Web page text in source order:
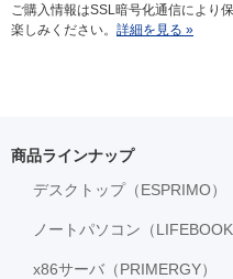
ご購入情報はSSL暗号化通信により
楽しみください。 詳細を見る »
商品ラインナップ
デスクトップ（ESPRIMO）
ノートパソコン（LIFEBOOK
x86サーバ（PRIMERGY）